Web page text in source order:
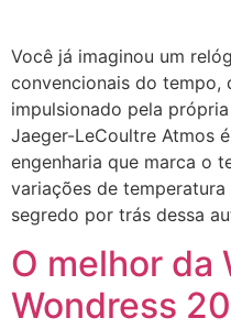
Você já imaginou um
convencionais do tempo,
impulsionado pela
Jaeger-LeCoultre Atmos
engenharia que marca o
variações de
segredo por trás dessa
O melhor da
Wondress